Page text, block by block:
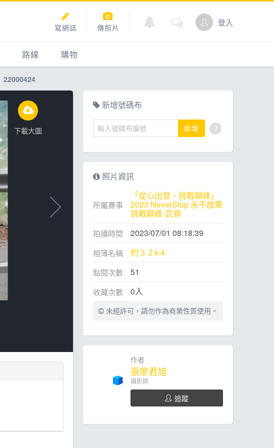
寫網誌 傳照片 登入
路線
平路
平路＋爬坡
爬坡
越野
購物
點數商城
22000424
下載大圖
新增號碼布
新增 ?
照片資訊
所屬賽事
「從心出發、挑戰巔峰」
2023 NeverStop 永不放棄
挑戰巔峰-武嶺
拍攝時間 2023/07/01 08:18:39
相簿名稱 約３２k-4
點閱次數 51
收藏次數 0人
未經許可，請勿作為商業性質使用。
作者
張廖君旭
攝影師
追蹤